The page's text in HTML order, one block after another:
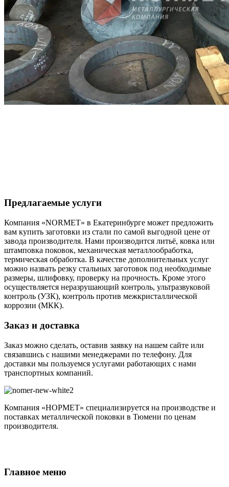
Предлагаемые услуги
Компания «NORMET» в Екатеринбурге может предложить
вам купить заготовки из стали по самой выгодной цене от
завода производителя. Нами производится литьё, ковка или
штамповка поковок, механическая металлообработка,
термическая обработка. В качестве дополнительных услуг
можно назвать резку стальных заготовок под необходимые
размеры, шлифовку, проверку на прочность. Кроме этого
осуществляется неразрушающий контроль, ультразвуковой
контроль (УЗК), контроль против межкристаллической
коррозии (МКК).
Заказ и доставка
Заказ можно сделать, оставив заявку на нашем сайте или
связавшись с нашими менеджерами по телефону. Для
доставки мы пользуемся услугами работающих с нами
транспортных компаний.
Компания «НОРМЕТ» специализируется на производстве и
поставках металлической поковки в Тюмени по ценам
производителя.
Главное меню